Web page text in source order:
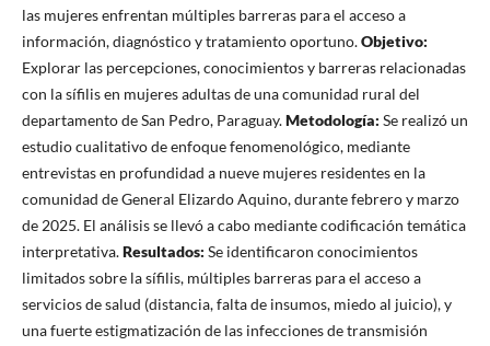
las mujeres enfrentan múltiples barreras para el acceso a
información, diagnóstico y tratamiento oportuno.Objetivo:
Explorar las percepciones, conocimientos y barreras relacionadas
con la sífilis en mujeres adultas de una comunidad rural del
departamento de San Pedro, Paraguay.Metodología: Se realizó un
estudio cualitativo de enfoque fenomenológico, mediante
entrevistas en profundidad a nueve mujeres residentes en la
comunidad de General Elizardo Aquino, durante febrero y marzo
de 2025. El análisis se llevó a cabo mediante codificación temática
interpretativa.Resultados: Se identificaron conocimientos
limitados sobre la sífilis, múltiples barreras para el acceso a
servicios de salud (distancia, falta de insumos, miedo al juicio), y
una fuerte estigmatización de las infecciones de transmisión